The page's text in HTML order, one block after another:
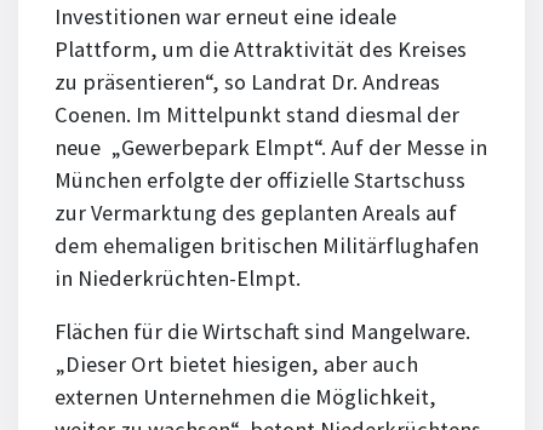
Investitionen war erneut eine ideale
Plattform, um die Attraktivität des Kreises
zu präsentieren“, so Landrat Dr. Andreas
Coenen. Im Mittelpunkt stand diesmal der
neue „Gewerbepark Elmpt“. Auf der Messe in
München erfolgte der offizielle Startschuss
zur Vermarktung des geplanten Areals auf
dem ehemaligen britischen Militärflughafen
in Niederkrüchten-Elmpt.
Flächen für die Wirtschaft sind Mangelware.
„Dieser Ort bietet hiesigen, aber auch
externen Unternehmen die Möglichkeit,